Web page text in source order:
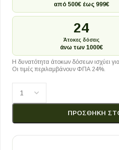
από 500€ έως 999€
24
Άτοκες δόσεις
άνω των 1000€
Η δυνατότητα άτοκων δόσεων ισχύει
Οι τιμές περιλαμβάνουν ΦΠΑ 24%.
ΠΡΟΣΘΉΚΗ